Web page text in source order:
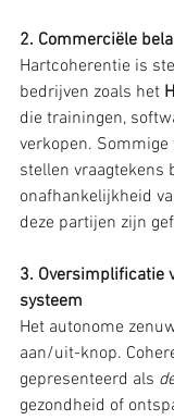
2. Commerciële
Hartcoherentie is
bedrijven zoals het
die trainingen,
verkopen.
stellen vraagtekens
onafhankelijkheid
deze partijen zijn
3. Oversimplificatie
systeem
Het autonome
aan/uit-knop.
gepresenteerd als
gezondheid of